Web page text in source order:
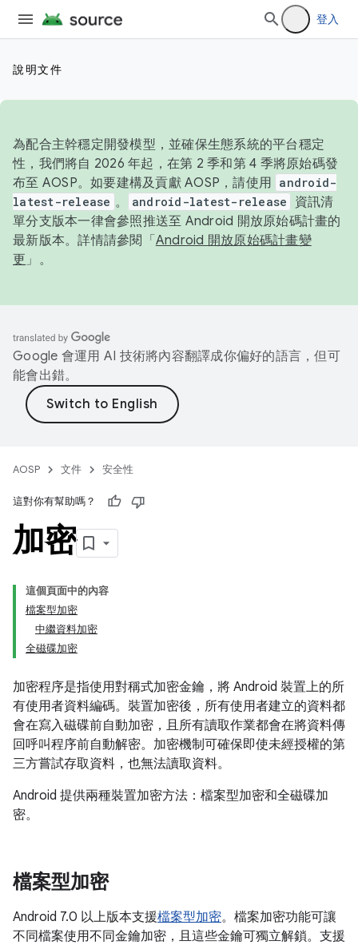
登入
說明文件
為配合主幹穩定開發模型，並確保生態系統的平台穩定
性，我們將自 2026 年起，在第 2 季和第 4 季將原始碼發
布至 AOSP。如要建構及貢獻 AOSP，請使用 android-
latest-release 。 android-latest-release
資訊清
單分支版本一律會參照推送至 Android 開放原始碼計畫的
最新版本。詳情請參閱「 Android 開放原始碼計畫變
更 」。
Google 會運用 AI 技術將內容翻譯成你偏好的語言，但可
能會出錯。
AOSP 文件 安全性
這對你有幫助嗎？
加密
這個頁面中的內容
檔案型加密
中繼資料加密
全磁碟加密
加密程序是指使用對稱式加密金鑰，將 Android 裝置上的所
有使用者資料編碼。裝置加密後，所有使用者建立的資料都
會在寫入磁碟前自動加密，且所有讀取作業都會在將資料傳
回呼叫程序前自動解密。加密機制可確保即使未經授權的第
三方嘗試存取資料，也無法讀取資料。
Android 提供兩種裝置加密方法：檔案型加密和全磁碟加
密。
檔案型加密
Android 7.0 以上版本支援檔案型加密。檔案加密功能可讓
不同檔案使用不同金鑰加密，且這些金鑰可獨立解鎖。支援